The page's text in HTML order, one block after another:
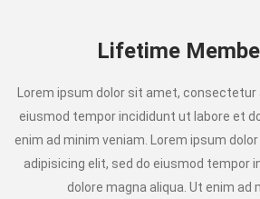
Lifetime
Lorem ipsum dolor sit amet, consectetur
eiusmod tempor incididunt ut labore et
enim ad minim veniam. Lorem ipsum
adipisicing elit, sed do eiusmod tempor
dolore magna aliqua. Ut enim ad